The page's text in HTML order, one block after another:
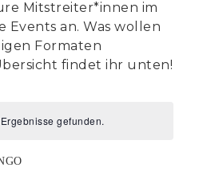
Mitstreiter*innen im
Events an. Was wollen
Formaten
findet ihr unten!
gefunden.